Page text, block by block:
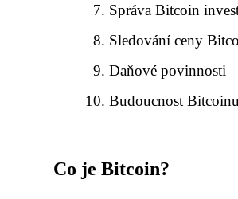
Správa Bitcoin
Sledování ceny
Daňové povinnosti
Budoucnost
Co je Bitcoin?